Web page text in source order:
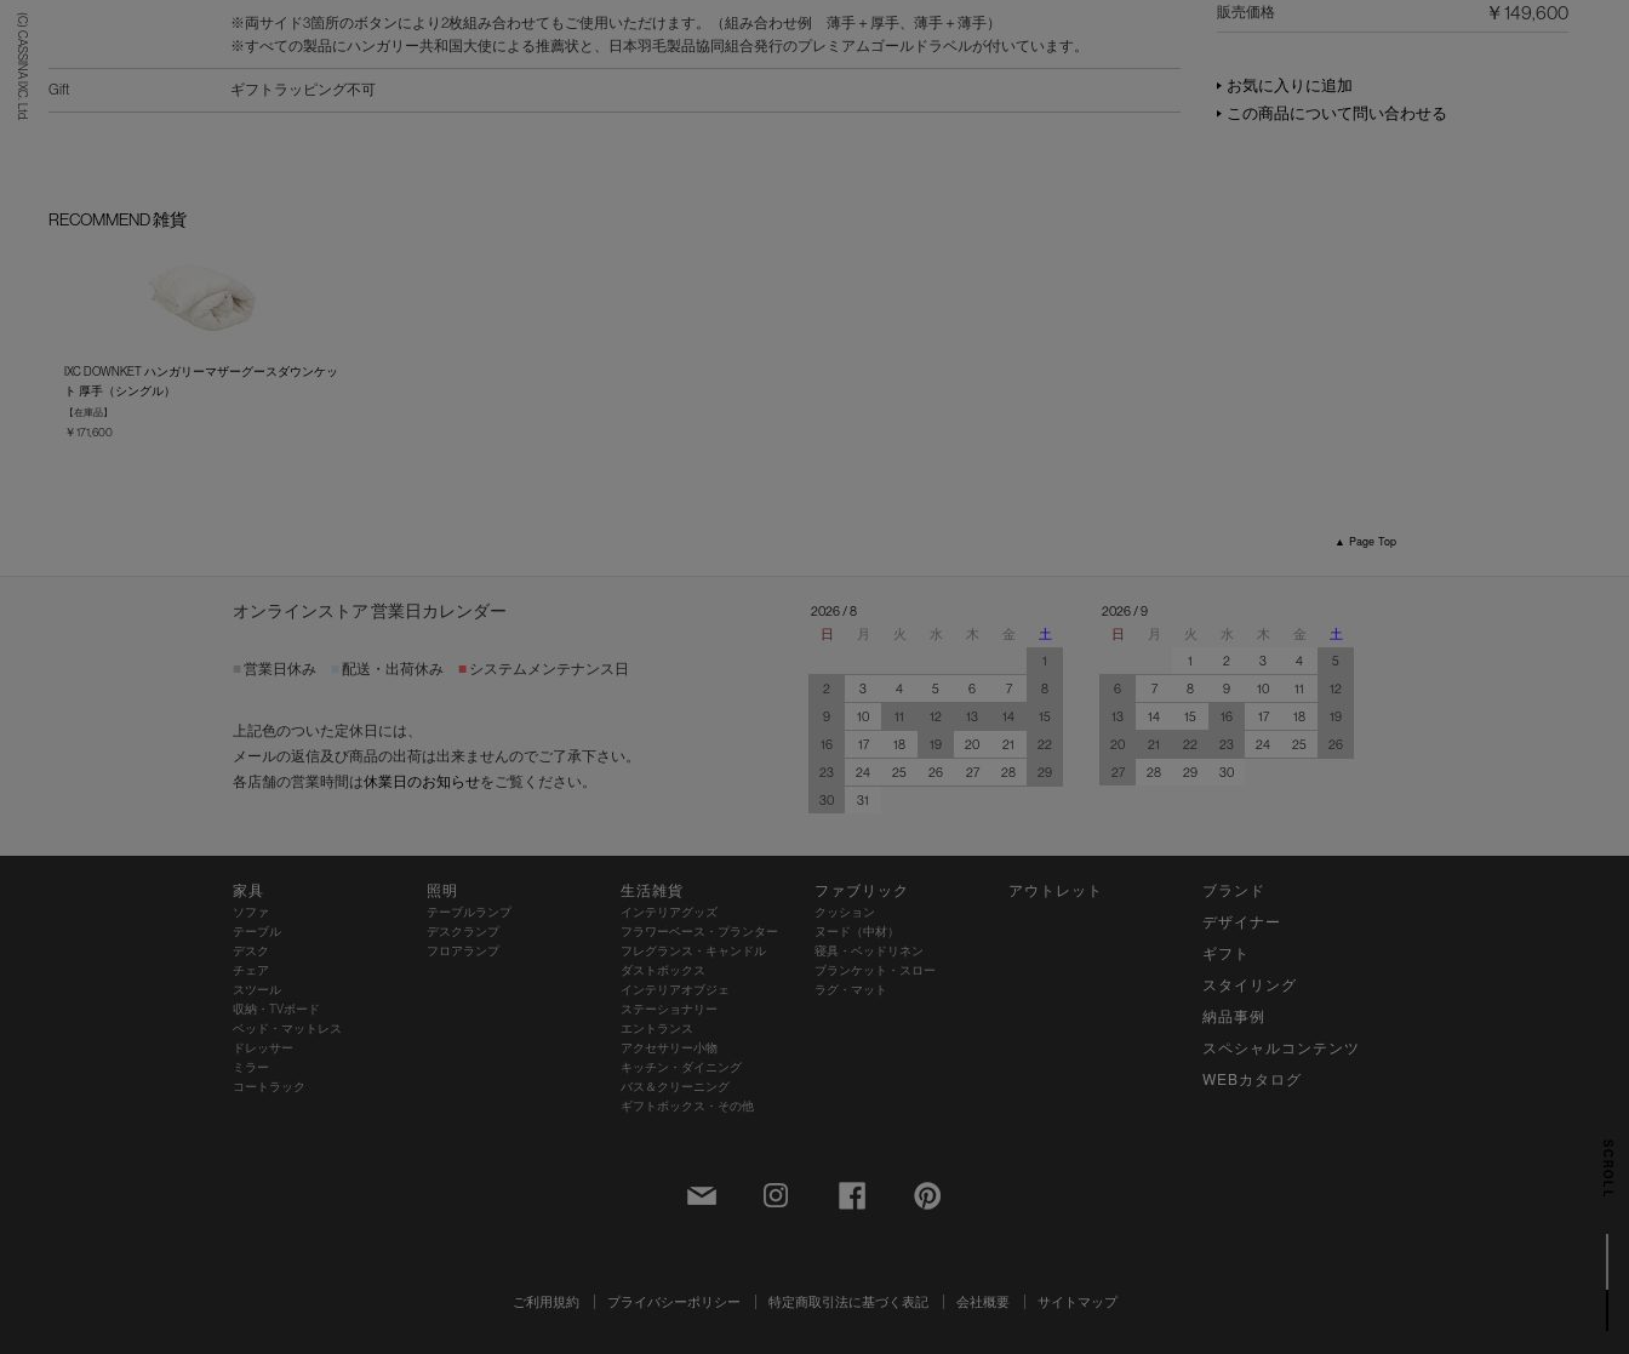
(C) CASSINA IXC. Ltd.
SCROLL
※両サイド3箇所のボタンにより2枚組み合わせてもご使用いただけます。（組み合わせ例 薄手＋厚手、薄手＋薄手）
※すべての製品にハンガリー共和国大使による推薦状と、日本羽毛製品協同組合発行のプレミアムゴールドラベルが付いています。
Gift ギフトラッピング不可
販売価格 ￥149,600
お気に入りに追加
この商品について問い合わせる
RECOMMEND 雑貨
IXC DOWNKET ハンガリーマザーグースダウンケッ
ト 厚手（シングル）
【在庫品】
￥171,600
▲ Page Top
オンラインストア 営業日カレンダー
営業日休み 配送・出荷休み ■ システムメンテナンス日
上記色のついた定休日には、
メールの返信及び商品の出荷は出来ませんのでご了承下さい。
各店舗の営業時間は休業日のお知らせをご覧ください。
2026 / 8
日
月 火 水 木 金
土
1
2
3 4 5 6 7
8
9
10 11 12 13 14
15
16
17 18 19 20 21
22
23
24 25 26 27 28
29
30
31
2026 / 9
日
月 火 水 木 金
土
1
2 3 4
5
6
7 8 9 10 11
12
13
14 15 16 17 18
19
20
21 22 23 24 25
26
27
28 29 30
家具
ソファ
テーブル
デスク
チェア
スツール
収納・TVボード
ベッド・マットレス
ドレッサー
ミラー
コートラック
照明
テーブルランプ
デスクランプ
フロアランプ
生活雑貨
インテリアグッズ
フラワーベース・プランター
フレグランス・キャンドル
ダストボックス
インテリアオブジェ
ステーショナリー
エントランス
アクセサリー小物
キッチン・ダイニング
バス＆クリーニング
ギフトボックス・その他
ファブリック
クッション
ヌード（中材）
寝具・ベッドリネン
ブランケット・スロー
ラグ・マット
アウトレット
ブランド
デザイナー
ギフト
スタイリング
納品事例
スペシャルコンテンツ
WEBカタログ
ご利用規約 プライバシーポリシー 特定商取引法に基づく表記 会社概要 サイトマップ